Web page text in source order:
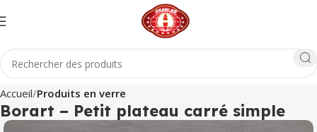
Accueil Produits en verre
Borart – Petit plateau carré simple